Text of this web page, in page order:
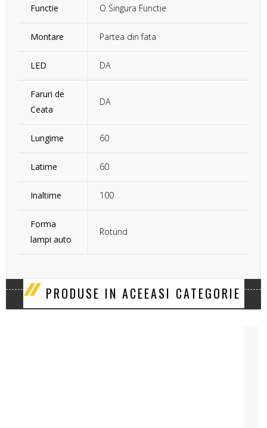
Functie O Singura Functie
Montare Partea din fata
LED DA
Faruri de
Ceata
DA
Lungime 60
Latime 60
Inaltime 100
Forma
lampi auto
Rotund
PRODUSE IN ACEEASI CATEGORIE
‹ ›